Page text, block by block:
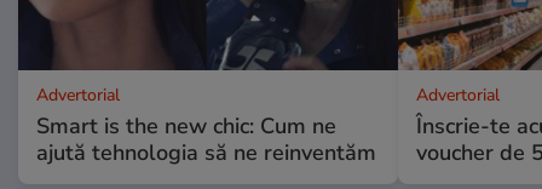
Advertorial
Smart is the new chic: Cum ne
ajută tehnologia să ne reinventăm
Advertorial
Înscrie-te
voucher de